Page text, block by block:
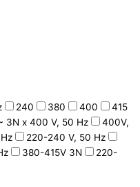
240 380 400
415
3N x 400 V, 50 Hz
400V,
220-240 V, 50 Hz
380-415V 3N
220-